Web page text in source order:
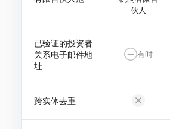
伙人
已验证的投资者
关系电子邮件地
址
有时
跨实体去重